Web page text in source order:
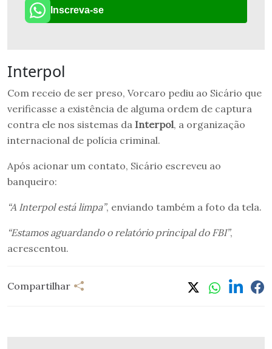
Inscreva-se
Interpol
Com receio de ser preso, Vorcaro pediu ao Sicário que
verificasse a existência de alguma ordem de captura
contra ele nos sistemas da Interpol, a organização
internacional de polícia criminal.
Após acionar um contato, Sicário escreveu ao
banqueiro:
“A Interpol está limpa”, enviando também a foto da tela.
“Estamos aguardando o relatório principal do FBI”,
acrescentou.
Compartilhar